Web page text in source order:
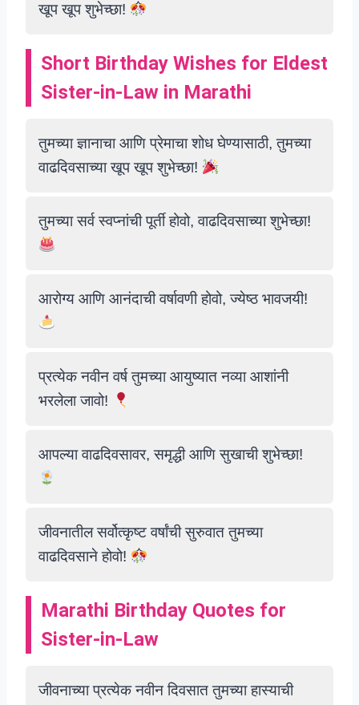
खूप खूप शुभेच्छा!
Short Birthday Wishes for Eldest
Sister-in-Law in Marathi
तुमच्या ज्ञानाचा आणि प्रेमाचा शोध घेण्यासाठी, तुमच्या
वाढदिवसाच्या खूप खूप शुभेच्छा!
तुमच्या सर्व स्वप्नांची पूर्ती होवो, वाढदिवसाच्या शुभेच्छा!
आरोग्य आणि आनंदाची वर्षावणी होवो, ज्येष्ठ भावजयी!
प्रत्येक नवीन वर्ष तुमच्या आयुष्यात नव्या आशांनी
भरलेला जावो!
आपल्या वाढदिवसावर, समृद्धी आणि सुखाची शुभेच्छा!
जीवनातील सर्वोत्कृष्ट वर्षांची सुरुवात तुमच्या
वाढदिवसाने होवो!
Marathi Birthday Quotes for
Sister-in-Law
जीवनाच्या प्रत्येक नवीन दिवसात तुमच्या हास्याची